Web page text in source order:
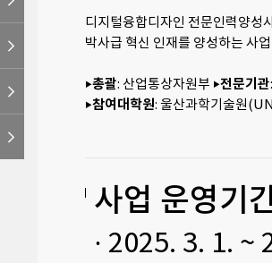
디지털융합디자인 전문인력양성
박사급 혁신 인재를 양성하는 사
‣총괄: 산업통상자원부 ‣전문기관
‣참여대학원: 울산과학기술원
사업 운영기
· 2025. 3. 1. ~